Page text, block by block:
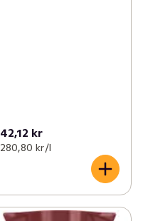
42,12 kr
280,80 kr /l